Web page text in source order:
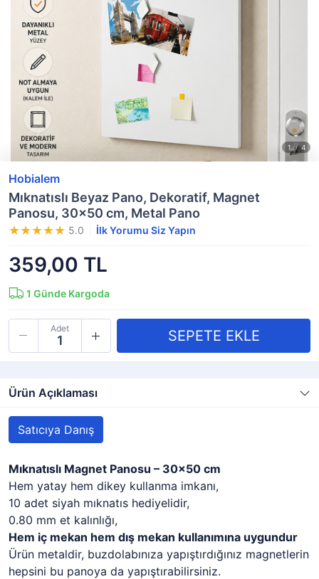
Hobialem
Mıknatıslı Beyaz Pano, Dekoratif, Magnet
Panosu, 30x50 cm, Metal Pano
5.0 İlk Yorumu Siz Yapın
359,00 TL
1 Günde Kargoda
Adet
Ürün Açıklaması
Satıcıya Danış
Mıknatıslı Magnet Panosu – 30x50 cm
Hem yatay hem dikey kullanma imkanı,
10 adet siyah mıknatıs hediyelidir,
0.80 mm et kalınlığı,
Hem iç mekan hem dış mekan kullanımına uygundur
Ürün metaldir, buzdolabınıza yapıştırdığınız magnetlerin
hepsini bu panoya da yapıştırabilirsiniz.